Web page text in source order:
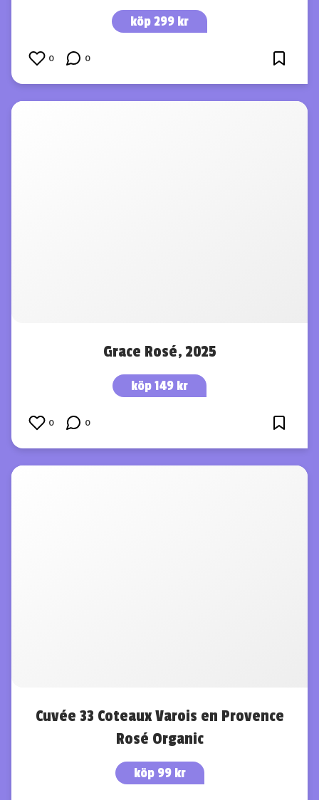
köp 299 kr
0 0
Grace Rosé, 2025
köp 149 kr
0 0
Cuvée 33 Coteaux Varois en Provence
Rosé Organic
köp 99 kr